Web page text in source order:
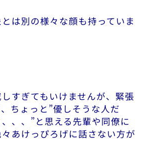
は別の様々な顔も持っていま
すぎてもいけませんが、緊張
ちょっと”優しそうな人だ
、、”と思える先輩や同僚に
あけっぴろげに話さない方が